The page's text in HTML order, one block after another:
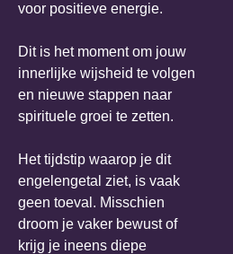
voor positieve energie.
Dit is het moment om jouw
innerlijke wijsheid te volgen
en nieuwe stappen naar
spirituele groei te zetten.
Het tijdstip waarop je dit
engelengetal ziet, is vaak
geen toeval. Misschien
droom je vaker bewust of
krijg je ineens diepe